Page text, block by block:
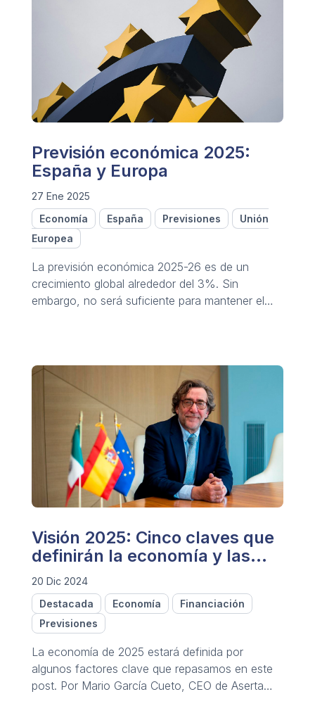
Previsión económica 2025:
España y Europa
27 Ene 2025
Economía
España Previsiones
Unión
Europea
La previsión económica 2025-26 es de un
crecimiento global alrededor del 3%. Sin
embargo, no será suficiente para mantener el
Visión 2025: Cinco claves que
definirán la economía y las
finanzas.
20 Dic 2024
Destacada
Economía
Financiación
Previsiones
La economía de 2025 estará definida por
algunos factores clave que repasamos en este
post. Por Mario García Cueto, CEO de Aserta